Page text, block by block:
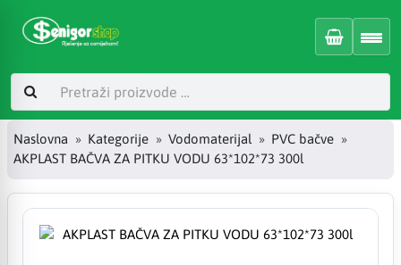
Naslovna Kategorije Vodomaterijal
PVC bačve
AKPLAST BAČVA ZA PITKU VODU 63*102*73 300l